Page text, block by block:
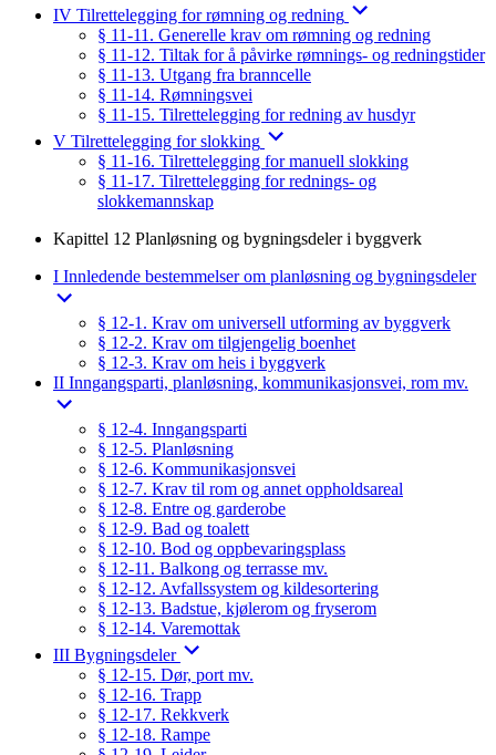
IV Tilrettelegging for rømning og redning
§ 11-11. Generelle krav om rømning og redning
§ 11-12. Tiltak for å påvirke rømnings- og redningstider
§ 11-13. Utgang fra branncelle
§ 11-14. Rømningsvei
§ 11-15. Tilrettelegging for redning av husdyr
V Tilrettelegging for slokking
§ 11-16. Tilrettelegging for manuell slokking
§ 11-17. Tilrettelegging for rednings- og
slokkemannskap
Kapittel 12 Planløsning og bygningsdeler i byggverk
I Innledende bestemmelser om planløsning og bygningsdeler
§ 12-1. Krav om universell utforming av byggverk
§ 12-2. Krav om tilgjengelig boenhet
§ 12-3. Krav om heis i byggverk
II Inngangsparti, planløsning, kommunikasjonsvei, rom mv.
§ 12-4. Inngangsparti
§ 12-5. Planløsning
§ 12-6. Kommunikasjonsvei
§ 12-7. Krav til rom og annet oppholdsareal
§ 12-8. Entre og garderobe
§ 12-9. Bad og toalett
§ 12-10. Bod og oppbevaringsplass
§ 12-11. Balkong og terrasse mv.
§ 12-12. Avfallssystem og kildesortering
§ 12-13. Badstue, kjølerom og fryserom
§ 12-14. Varemottak
III Bygningsdeler
§ 12-15. Dør, port mv.
§ 12-16. Trapp
§ 12-17. Rekkverk
§ 12-18. Rampe